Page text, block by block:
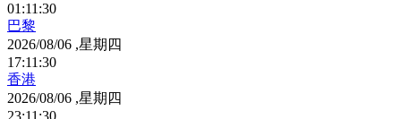
01 :11 :30
巴黎
2026/08/06 ,星期四
17:11 :30
香港
2026/08/06 ,星期四